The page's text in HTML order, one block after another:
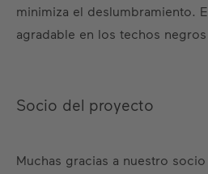
minimiza el deslumbramiento.
agradable en los techos
Socio del proyecto
Muchas gracias a nuestro